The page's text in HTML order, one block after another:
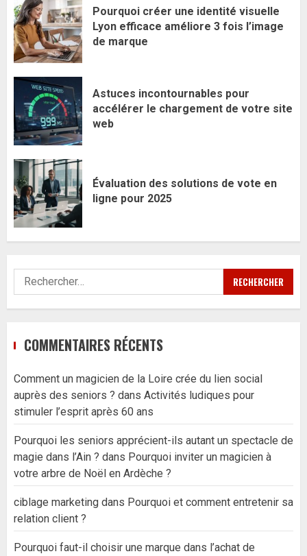
Pourquoi créer une identité visuelle
Lyon efficace améliore 3 fois l’image
de marque
Astuces incontournables pour
accélérer le chargement de votre site
web
Évaluation des solutions de vote en
ligne pour 2025
Rechercher :
COMMENTAIRES RÉCENTS
Comment un magicien de la Loire crée du lien social
auprès des seniors ? dans Activités ludiques pour
stimuler l’esprit après 60 ans
Pourquoi les seniors apprécient-ils autant un spectacle de
magie dans l’Ain ? dans Pourquoi inviter un magicien à
votre arbre de Noël en Ardèche ?
ciblage marketing dans Pourquoi et comment entretenir sa
relation client ?
Pourquoi faut-il choisir une marque dans l’achat de